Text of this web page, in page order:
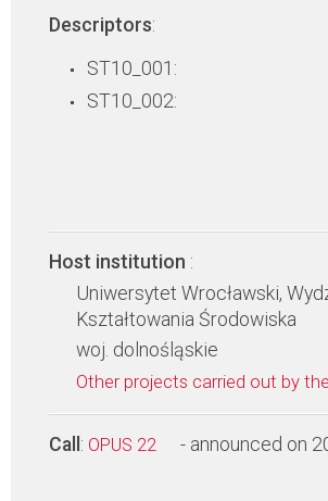
Descriptors:
ST10_001:
ST10_002:
Host institution :
Uniwersytet Wrocławski,
Kształtowania Środowiska
woj. dolnośląskie
Other projects carried out by
Call : OPUS 22 - announced on